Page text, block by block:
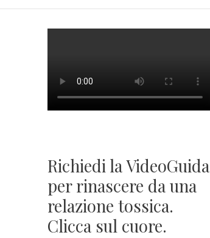
Richiedi la VideoGuida
per rinascere da una
relazione tossica.
Clicca sul cuore.